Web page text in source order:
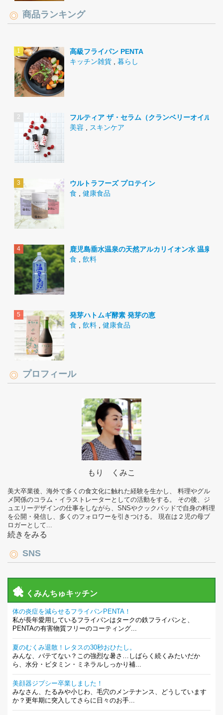
商品ランキング
高級フライパン PENTA
キッチン雑貨
暮らし
フルティア ザ・セラム（クランベリーオイル）
美容
スキンケア
ウルトラフーズ プロテイン
食
健康食品
鹿児島垂水温泉の天然アルカリイオン水 温泉水
食
飲料
発芽ハトムギ酵素 発芽の恵
食
飲料 健康食品
プロフィール
もり くみこ
美大卒業後、海外で多くの食文化に触れた経験を生かし、 料理やグル
メ関係のコラム・イラストレーターとしての活動をする。 その後、ジ
ュエリーデザインの仕事をしながら、SNSやクックパッドで自身の料理
を公開・発信し、多くのフォロワーを引きつける。 現在は２児の母ブ
ロガーとして...
続きをみる
SNS
くみんちゅキッチン
体の炎症を減らせるフライパンPENTA！
私が長年愛用しているフライパンはタークの鉄フライパンと、
PENTAの有害物質フリーのコーティング...
夏のむくみ退散！レタスの30秒おひたし。
みんな、バテてない？この強烈な暑さ…しばらく続くみたいだか
ら、水分・ビタミン・ミネラルしっかり補...
美顔器ジプシー卒業しました！
みなさん、たるみや小じわ、毛穴のメンテナンス、どうしています
か？更年期に突入してさらに日々のお手...